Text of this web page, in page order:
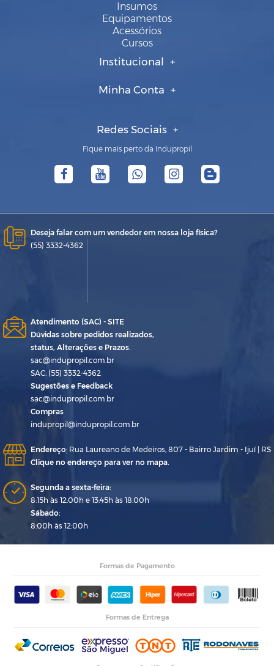
Insumos
Equipamentos
Acessórios
Cursos
Institucional
Minha Conta
Redes Sociais
Fique mais perto da Indupropil
Deseja falar com um vendedor em nossa loja física?
(55) 3332-4362
Atendimento (SAC) - SITE
Dúvidas sobre pedidos realizados,
status, Alterações e Prazos.
sac@indupropil.com.br
SAC: (55) 3332-4362
Sugestões e Feedback
sac@indupropil.com.br
Compras
indupropil@indupropil.com.br
Endereço: Rua Laureano de Medeiros, 807 - Bairro Jardim - Ijuí | RS
Clique no endereço para ver no mapa.
Segunda a sexta-feira:
8:15h às 12:00h e 13:45h às 18:00h
Sábado:
8:00h às 12:00h
Formas de Pagamento
Formas de Entrega